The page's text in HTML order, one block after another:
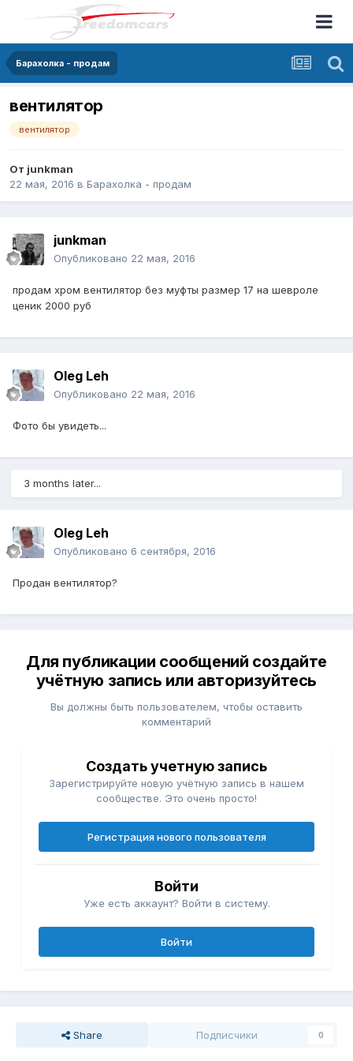
Барахолка - продам
вентилятор
вентилятор
От junkman
22 мая, 2016 в Барахолка - продам
junkman
Опубликовано 22 мая, 2016
продам хром вентилятор без муфты размер 17 на шевроле
ценик 2000 руб
Oleg Leh
Опубликовано 22 мая, 2016
Фото бы увидеть...
3 months later...
Oleg Leh
Опубликовано 6 сентября, 2016
Продан вентилятор?
Для публикации сообщений создайте
учётную запись или авторизуйтесь
Вы должны быть пользователем, чтобы оставить
комментарий
Создать учетную запись
Зарегистрируйте новую учётную запись в нашем
сообществе. Это очень просто!
Регистрация нового пользователя
Войти
Уже есть аккаунт? Войти в систему.
Войти
Share Подписчики 0